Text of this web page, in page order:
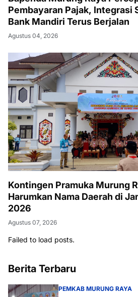
Pembayaran Pajak, Integrasi
Bank Mandiri Terus Berjalan
Agustus 04, 2026
Kontingen Pramuka Murung
Harumkan Nama Daerah di
2026
Agustus 07, 2026
Failed to load posts.
Berita Terbaru
PEMKAB MURUNG RAYA